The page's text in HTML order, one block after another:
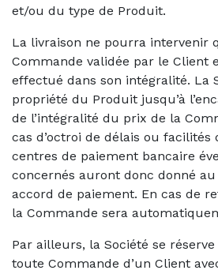
et/ou du type de Produit.
La livraison ne pourra intervenir
Commande validée par le Client
effectué dans son intégralité. La
propriété du Produit jusqu’à
de l’intégralité du prix de la
cas d’octroi de délais ou facilités
centres de paiement bancaire
concernés auront donc donné
accord de paiement. En cas de
la Commande sera
Par ailleurs, la Société se
toute Commande d’un Client